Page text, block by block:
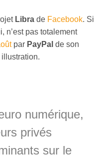
Libra de Facebook. Si
n’est pas totalement
par PayPal de son
numérique,
privés
sur le